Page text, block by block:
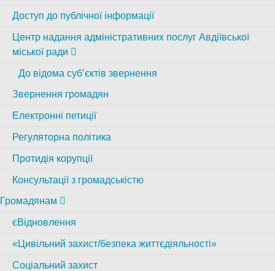
Доступ до публічної інформації
Центр надання адміністративних послуг Авдіївської
міської ради
До відома суб’єктів звернення
Звернення громадян
Електронні петиції
Регуляторна політика
Протидія корупції
Консультації з громадськістю
Громадянам
єВідновлення
«Цивільний захист/безпека життєдіяльності»
Соціальний захист